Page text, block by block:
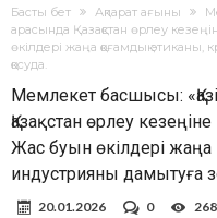
Басты бет Ақпарат ағыны
арасында Қазақстан өрлеу
өкілдері жаңа қоғамдық
қосуда.
Мемлекет басшысы:
Қазақстан өрлеу
Жас буын өкілдері жаңа
индустрияны дамытуға
20.01.2026 0 268